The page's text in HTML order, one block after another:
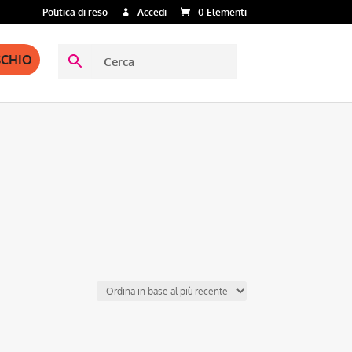
Politica di reso Accedi 0 Elementi